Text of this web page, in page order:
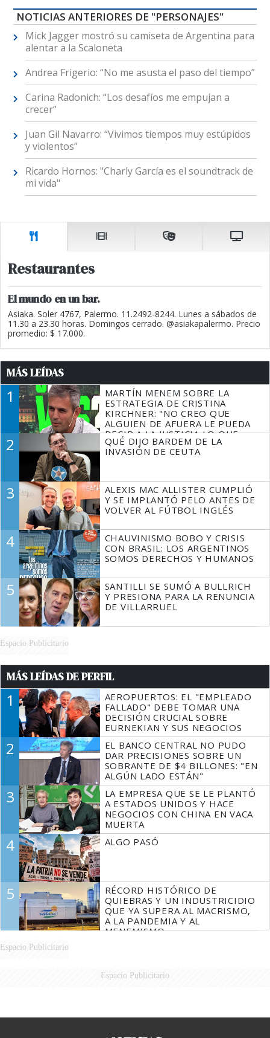
NOTICIAS ANTERIORES DE "PERSONAJES"
Mick Jagger mostró su camiseta de Argentina para
alentar a la Scaloneta
Andrea Frigerio: “No me asusta el paso del tiempo”
Carina Radonich: “Los desafíos me empujan a
crecer”
Juan Gil Navarro: “Vivimos tiempos muy estúpidos
y violentos”
Ricardo Hornos: "Charly García es el soundtrack de
mi vida"
Restaurantes
El mundo en un bar.
Asiaka. Soler 4767, Palermo. 11.2492-8244. Lunes a sábados de
11.30 a 23.30 horas. Domingos cerrado. @asiakapalermo. Precio
promedio: $ 17.000.
MÁS LEÍDAS
1
MARTÍN MENEM SOBRE LA
ESTRATEGIA DE CRISTINA
KIRCHNER: "NO CREO QUE
ALGUIEN DE AFUERA LE PUEDA
DECIR A LA JUSTICIA LO QUE
TIENE QUE HACER"
2
QUÉ DIJO BARDEM DE LA
INVASIÓN DE CEUTA
3
ALEXIS MAC ALLISTER CUMPLIÓ
Y SE IMPLANTÓ PELO ANTES DE
VOLVER AL FÚTBOL INGLÉS
4
CHAUVINISMO BOBO Y CRISIS
CON BRASIL: LOS ARGENTINOS
SOMOS DERECHOS Y HUMANOS
5
SANTILLI SE SUMÓ A BULLRICH
Y PRESIONA PARA LA RENUNCIA
DE VILLARRUEL
Espacio Publicitario
MÁS LEÍDAS DE PERFIL
1
AEROPUERTOS: EL "EMPLEADO
FALLADO" DEBE TOMAR UNA
DECISIÓN CRUCIAL SOBRE
EURNEKIAN Y SUS NEGOCIOS
2
EL BANCO CENTRAL NO PUDO
DAR PRECISIONES SOBRE UN
SOBRANTE DE $4 BILLONES: "EN
ALGÚN LADO ESTÁN"
3
LA EMPRESA QUE SE LE PLANTÓ
A ESTADOS UNIDOS Y HACE
NEGOCIOS CON CHINA EN VACA
MUERTA
4 ALGO PASÓ
5
RÉCORD HISTÓRICO DE
QUIEBRAS Y UN INDUSTRICIDIO
QUE YA SUPERA AL MACRISMO,
A LA PANDEMIA Y AL
MENEMISMO
Espacio Publicitario
Espacio Publicitario